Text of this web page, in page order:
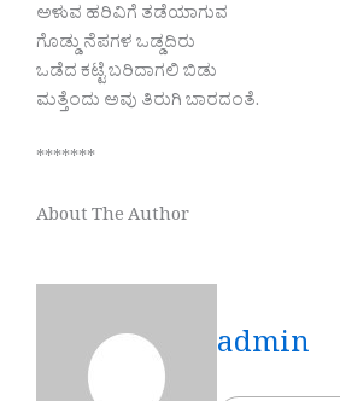
ಅಳುವ ಹರಿವಿಗೆ ತಡೆಯಾಗುವ
ಗೊಡ್ಡು ನೆಪಗಳ ಒಡ್ಡದಿರು
ಒಡೆದ ಕಟ್ಟೆ ಬರಿದಾಗಲಿ ಬಿಡು
ಮತ್ತೆಂದು ಅವು ತಿರುಗಿ ಬಾರದಂತೆ.
*******
About The Author
admin